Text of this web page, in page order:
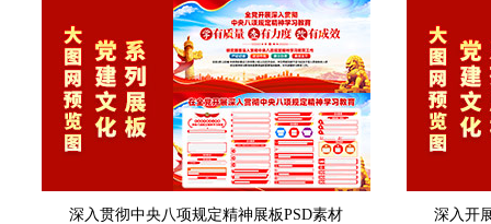
深入贯彻中央八项规定精神展板PSD素材 深入开